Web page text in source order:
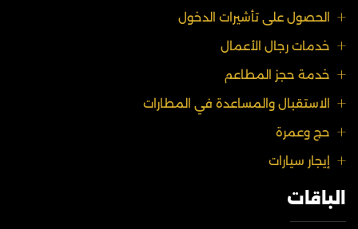
الحصول على تأشيرات الدخول
خدمات رجال الأعمال
خدمة حجز المطاعم
الاستقبال والمساعدة في المطارات
حج وعمرة
إيجار سيارات
الباقات